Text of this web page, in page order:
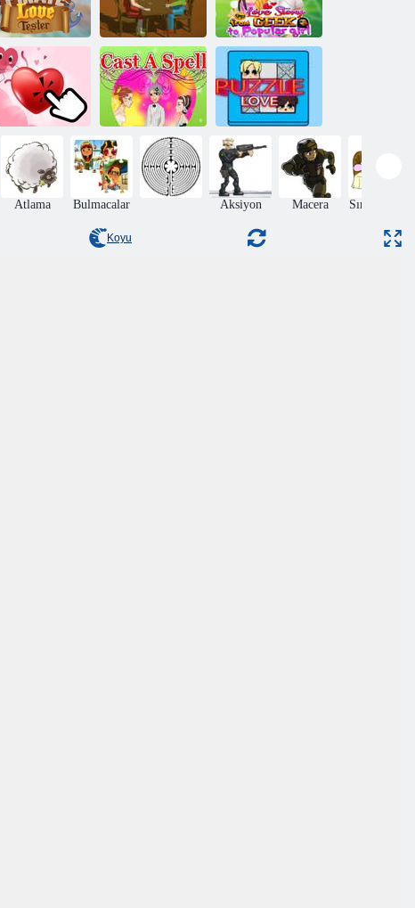
Korsan Aşk
Testi
Hızlı flört
Geek'ten
Popüler Kıza
Aşk Hikayesi
Aşk Tıklayıcısı:
Sevgililer Günü
Büyü yapmak Bulmaca Aşkı
Atlama Bulmacalar Aksiyon Macera Sırlar Odası
Koyu